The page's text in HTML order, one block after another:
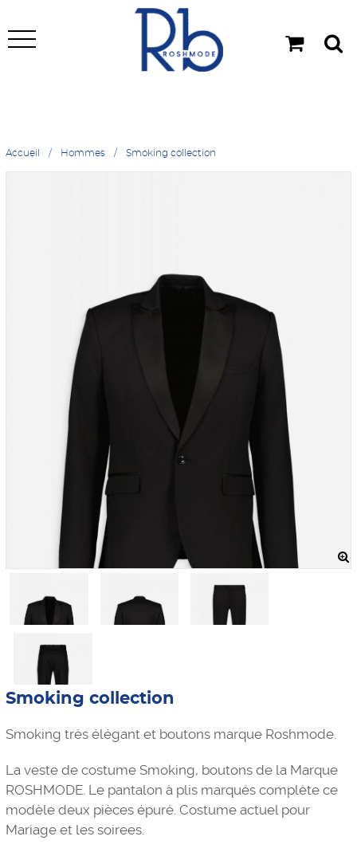
Accueil Hommes Smoking collection
Smoking collection
Smoking très élégant et boutons marque Roshmode.
La veste de costume Smoking, boutons de la Marque
ROSHMODE. Le pantalon à plis marqués complète ce
modèle deux pièces épuré. Costume actuel pour
Mariage et les soirees.